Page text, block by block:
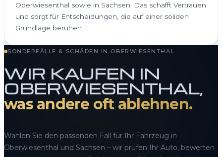
Oberwiesenthal sowie in Sachsen. Das schafft Vertrauen
und sorgt für Entscheidungen, die auf einer soliden
Grundlage beruhen.
SONDERFÄLLE & SCHÄDEN IN OBERWIESENTHAL
WIR KAUFEN IN
OBERWIESENTHAL,
was andere oft ablehnen.
Wählen Sie den passenden Fall für Ihr Fahrzeug in
Oberwiesenthal und Sachsen – wir prüfen Ihr Auto, bewerten